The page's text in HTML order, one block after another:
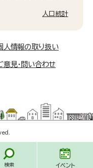
検索 イベント
人口統計
人情報の取り扱い
意見・問い合わせ